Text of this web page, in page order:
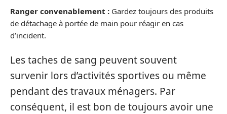
Ranger convenablement : Gardez toujours des produits
de détachage à portée de main pour réagir en cas
d’incident.
Les taches de sang peuvent souvent
survenir lors d’activités sportives ou même
pendant des travaux ménagers. Par
conséquent, il est bon de toujours avoir une